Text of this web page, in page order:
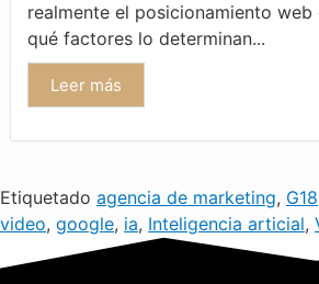
realmente el posicionamiento
qué factores lo determinan...
Leer más
Etiquetado agencia de marketing, G18
video, google, ia, Inteligencia articial,